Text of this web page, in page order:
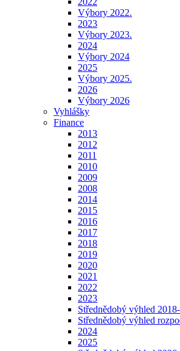
Výbory 2022.
2023
Výbory 2023.
2024
Výbory 2024
2025
Výbory 2025.
2026
Výbory 2026
Vyhlášky
Finance
2013
2012
2011
2010
2009
2008
2014
2015
2016
2017
2018
2019
2020
2021
2022
2023
Střednědobý výhled
Střednědobý výhled
2024
2025